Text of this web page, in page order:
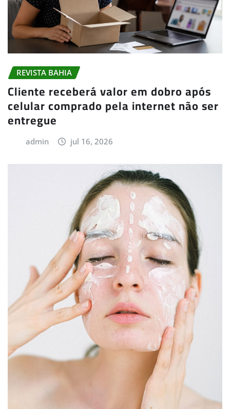
REVISTA BAHIA
Cliente receberá valor em dobro após
celular comprado pela internet não ser
entregue
admin jul 16, 2026